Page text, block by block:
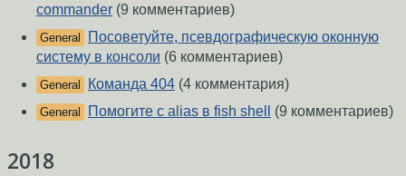
commander (9 комментариев)
General
Посоветуйте, псевдографическую оконную
систему в консоли (6 комментариев)
General Команда 404 (4 комментария)
General Помогите с alias в fish shell (9 комментариев)
2018